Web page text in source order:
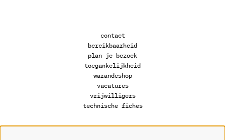
contact
bereikbaarheid
plan je bezoek
toegankelijkheid
warandeshop
vacatures
vrijwilligers
technische fiches